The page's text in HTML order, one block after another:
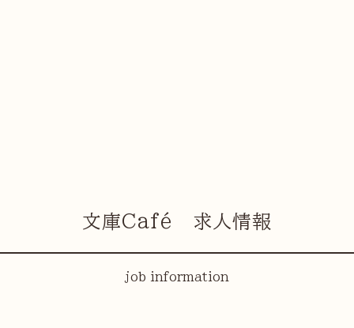
文庫Café 求人情報
job information